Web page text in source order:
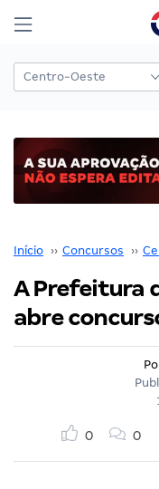
Início ›› Concursos ››
A Prefeitura
abre
0 0